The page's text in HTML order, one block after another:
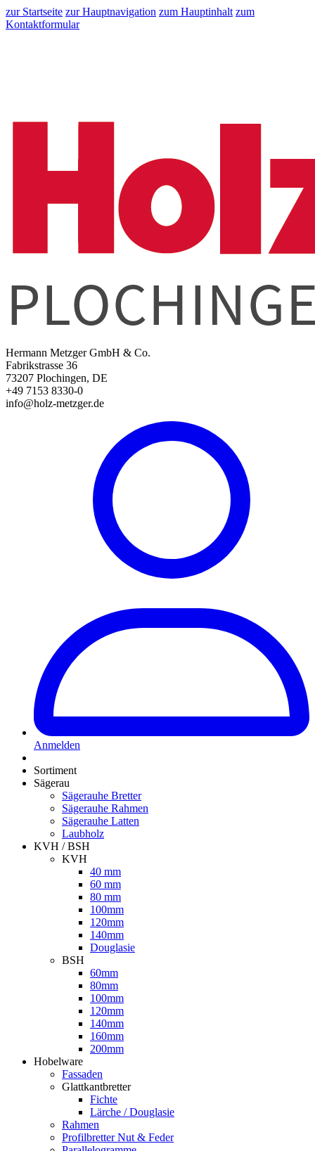
zur Startseite zur Hauptnavigation zum Hauptinhalt zum
Kontaktformular
Hermann Metzger GmbH & Co.
Fabrikstrasse 36
73207 Plochingen, DE
+49 7153 8330-0
info@holz-metzger.de
Anmelden
Sortiment
Sägerau
Sägerauhe Bretter
Sägerauhe Rahmen
Sägerauhe Latten
Laubholz
KVH / BSH
KVH
40 mm
60 mm
80 mm
100mm
120mm
140mm
Douglasie
BSH
60mm
80mm
100mm
120mm
140mm
160mm
200mm
Hobelware
Fassaden
Glattkantbretter
Fichte
Lärche / Douglasie
Rahmen
Profilbretter Nut & Feder